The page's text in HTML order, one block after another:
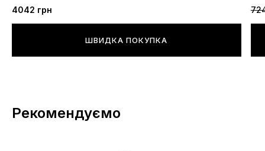
4042 грн
ШВИДКА ПОКУПКА
Рекомендуємо